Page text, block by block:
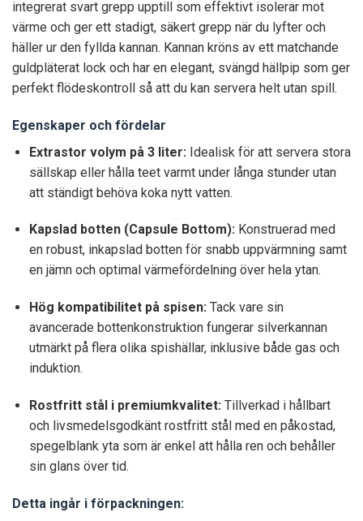
integrerat svart grepp upptill som effektivt isolerar mot
värme och ger ett stadigt, säkert grepp när du lyfter och
häller ur den fyllda kannan. Kannan kröns av ett matchande
guldpläterat lock och har en elegant, svängd hällpip som ger
perfekt flödeskontroll så att du kan servera helt utan spill.
Egenskaper och fördelar
Extrastor volym på 3 liter: Idealisk för att servera stora
sällskap eller hålla teet varmt under långa stunder utan
att ständigt behöva koka nytt vatten.
Kapslad botten (Capsule Bottom):Konstruerad med
en robust, inkapslad botten för snabb uppvärmning samt
en jämn och optimal värmefördelning över hela ytan.
Hög kompatibilitet på spisen:Tack vare sin
avancerade bottenkonstruktion fungerar silverkannan
utmärkt på flera olika spishällar, inklusive både gas och
induktion.
Rostfritt stål i premiumkvalitet:Tillverkad i hållbart
och livsmedelsgodkänt rostfritt stål med en påkostad,
spegelblank yta som är enkel att hålla ren och behåller
sin glans över tid.
Detta ingår i förpackningen: